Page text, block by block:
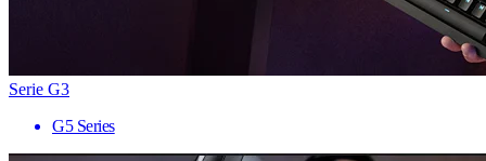
Serie G3
G5 Series